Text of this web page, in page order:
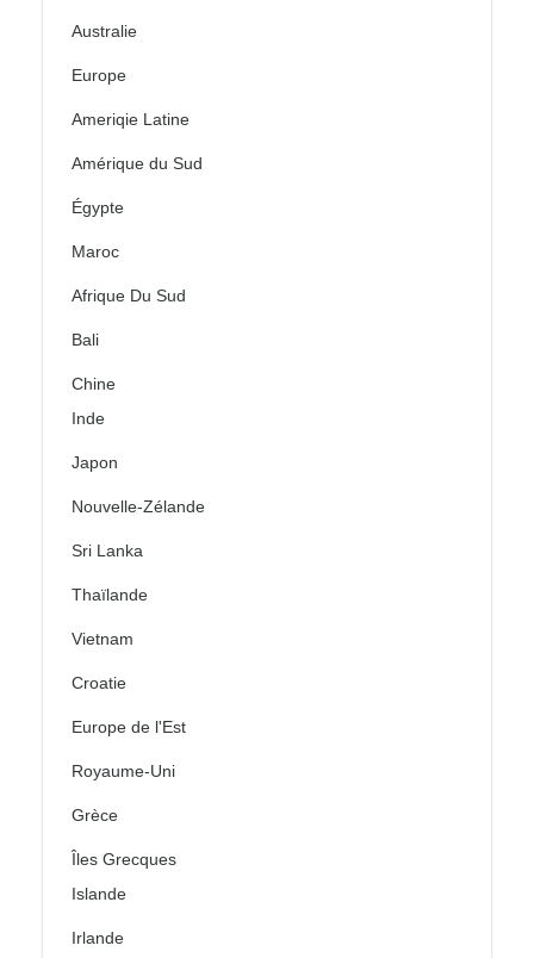
Australie
Europe
Ameriqie Latine
Amérique du Sud
Égypte
Maroc
Afrique Du Sud
Bali
Chine
Inde
Japon
Nouvelle-Zélande
Sri Lanka
Thaïlande
Vietnam
Croatie
Europe de l'Est
Royaume-Uni
Grèce
Îles Grecques
Islande
Irlande